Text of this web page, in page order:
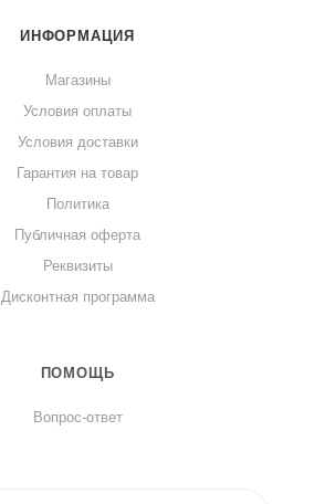
ИНФОРМАЦИЯ
Магазины
Условия оплаты
Условия доставки
Гарантия на товар
Политика
Публичная оферта
Реквизиты
Дисконтная программа
ПОМОЩЬ
Вопрос-ответ